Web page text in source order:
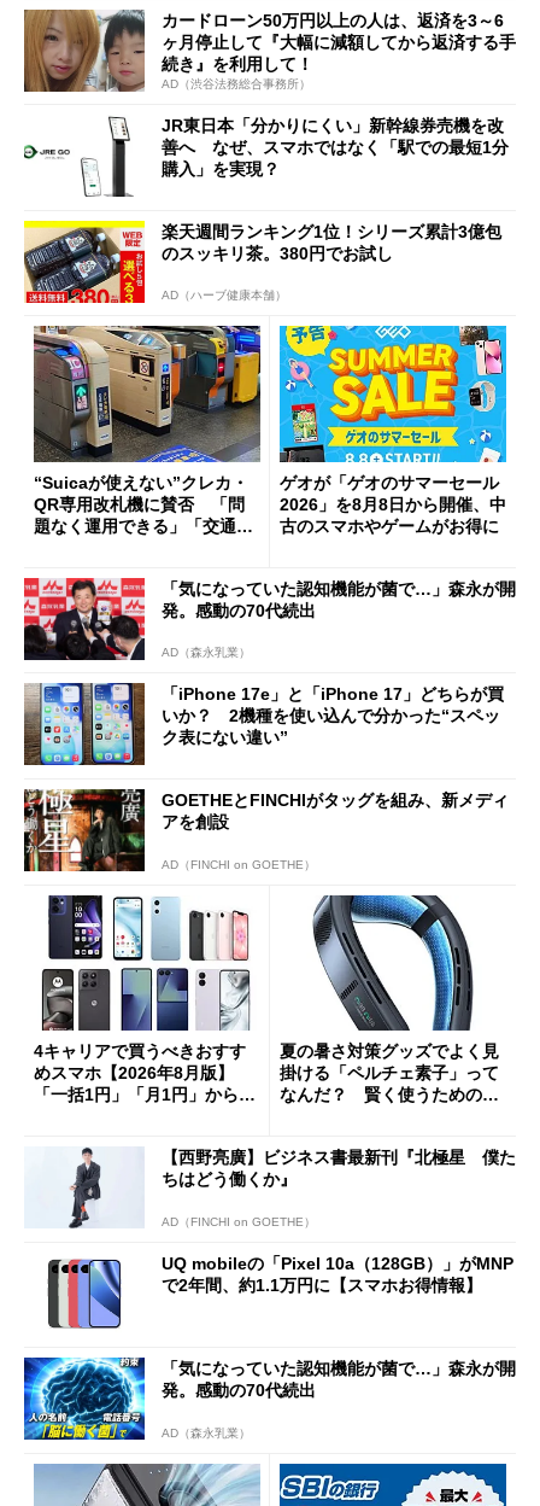
カードローン50万円以上の人は、返済を3～6
ヶ月停止して『大幅に減額してから返済する手
続き』を利用して！
AD（渋谷法務総合事務所）
JR東日本「分かりにくい」新幹線券売機を改
善へ なぜ、スマホではなく「駅での最短1分
購入」を実現？
楽天週間ランキング1位！シリーズ累計3億包
のスッキリ茶。380円でお試し
AD（ハーブ健康本舗）
“Suicaが使えない”クレカ・
QR専用改札機に賛否 「問
題なく運用できる」「交通系I
ゲオが「ゲオのサマーセール
2026」を8月8日から開催、中
古のスマホやゲームがお得に
「気になっていた認知機能が菌で…」森永が開
発。感動の70代続出
AD（森永乳業）
「iPhone 17e」と「iPhone 17」どちらが買
いか？ 2機種を使い込んで分かった“スペッ
ク表にない違い”
GOETHEとFINCHIがタッグを組み、新メディ
アを創設
AD（FINCHI on GOETHE）
4キャリアで買うべきおすす
めスマホ【2026年8月版】
「一括1円」「月1円」からお
夏の暑さ対策グッズでよく見
掛ける「ペルチェ素子」って
なんだ？ 賢く使うための注
【西野亮廣】ビジネス書最新刊『北極星 僕た
ちはどう働くか』
AD（FINCHI on GOETHE）
UQ mobileの「Pixel 10a（128GB）」がMNP
で2年間、約1.1万円に【スマホお得情報】
「気になっていた認知機能が菌で…」森永が開
発。感動の70代続出
AD（森永乳業）